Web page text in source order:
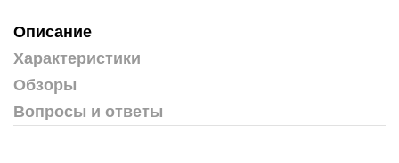
Описание
Характеристики
Обзоры
Вопросы и ответы